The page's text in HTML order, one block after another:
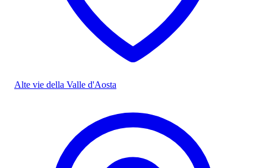
Alte vie della Valle d'Aosta